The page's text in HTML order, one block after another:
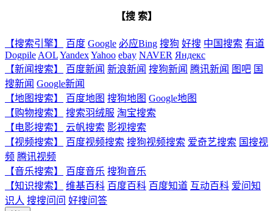
【搜 索】
【搜索引擎】 百度 Google 必应Bing 搜狗 好搜 中国搜索 有道
Dogpile AOLYandexYahoo ebay NAVER Яндекс
【新闻搜索】
百度新闻 新浪新闻 搜狗新闻 腾讯新闻 图吧 国
搜新闻 Google新闻
【地图搜索】
百度地图 搜狗地图 Google地图
【购物搜索】
搜索羽绒服 淘宝搜索
【电影搜索】
云帆搜索 影视搜索
【视频搜索】
百度视频搜索 搜狗视频搜索 爱奇艺搜索 国搜视
频 腾讯视频
【音乐搜索】
百度音乐 搜狗音乐
【知识搜索】
维基百科 百度百科 百度知道 互动百科 爱问知
识人 搜搜问问 好搜问答